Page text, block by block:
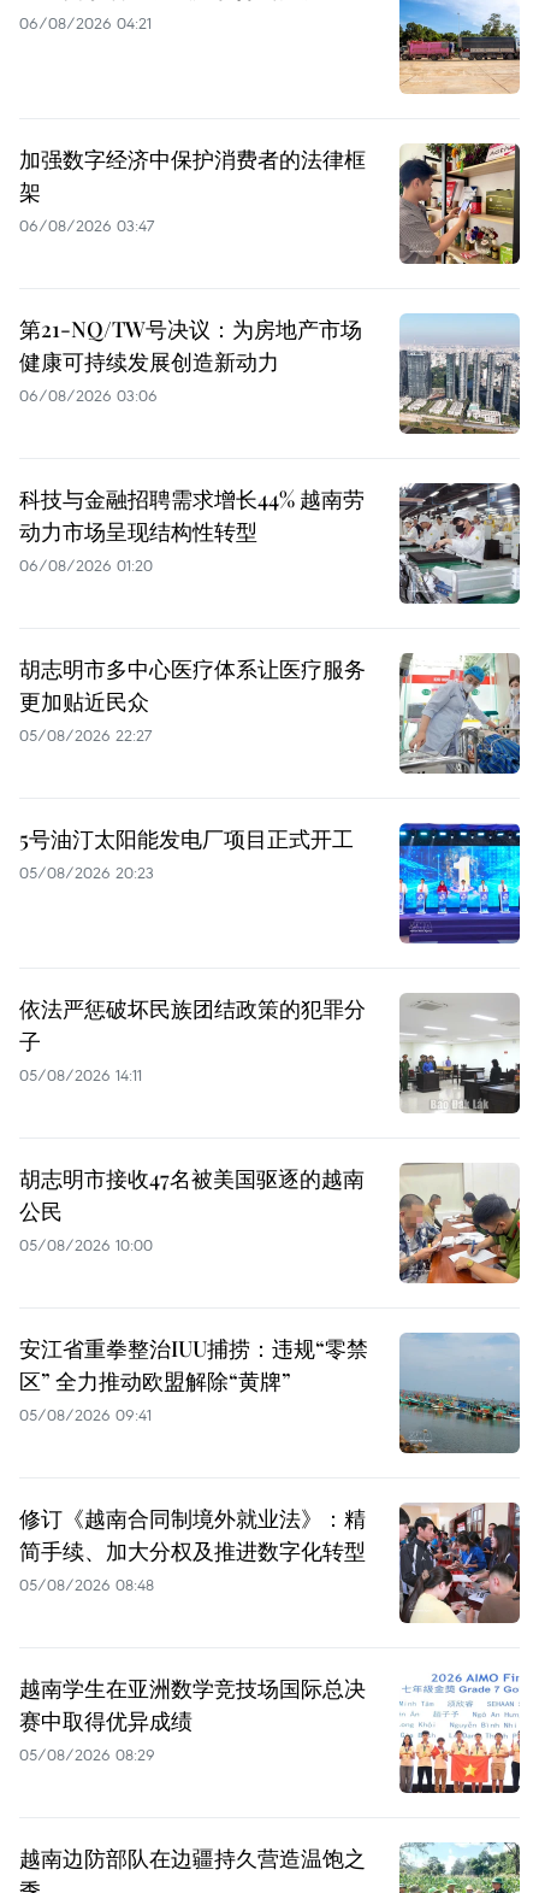
06/08/2026 04:21
加强数字经济中保护消费者的法律框
架
06/08/2026 03:47
第21-NQ/TW号决议：为房地产市场
健康可持续发展创造新动力
06/08/2026 03:06
科技与金融招聘需求增长44% 越南劳
动力市场呈现结构性转型
06/08/2026 01:20
胡志明市多中心医疗体系让医疗服务
更加贴近民众
05/08/2026 22:27
5号油汀太阳能发电厂项目正式开工
05/08/2026 20:23
依法严惩破坏民族团结政策的犯罪分
子
05/08/2026 14:11
胡志明市接收47名被美国驱逐的越南
公民
05/08/2026 10:00
安江省重拳整治IUU捕捞：违规“零禁
区” 全力推动欧盟解除“黄牌”
05/08/2026 09:41
修订《越南合同制境外就业法》：精
简手续、加大分权及推进数字化转型
05/08/2026 08:48
越南学生在亚洲数学竞技场国际总决
赛中取得优异成绩
05/08/2026 08:29
越南边防部队在边疆持久营造温饱之